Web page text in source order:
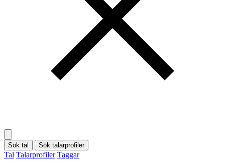
Sök tal Sök talarprofiler
Tal Talarprofiler Taggar